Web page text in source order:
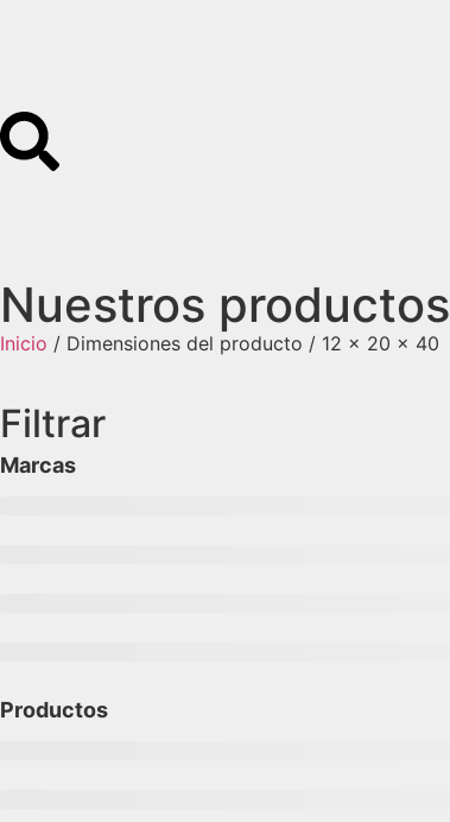
Nuestros productos
Inicio / Dimensiones del producto / 12 x 20 x 40
Filtrar
Marcas
Productos